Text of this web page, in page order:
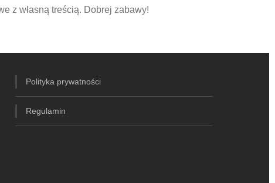
z własną treścią. Dobrej zabawy!
Polityka prywatności
Regulamin